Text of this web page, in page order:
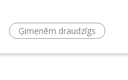
Ģimenēm draudzīgs